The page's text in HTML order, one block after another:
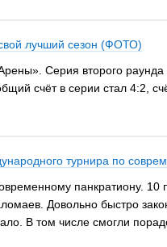
лучший сезон (ФОТО)
Серия второго
счёт в серии стал
турнира по
панкратиону. 10
Довольно быстро
В том числе смогли